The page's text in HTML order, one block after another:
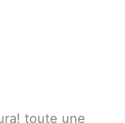
toute une